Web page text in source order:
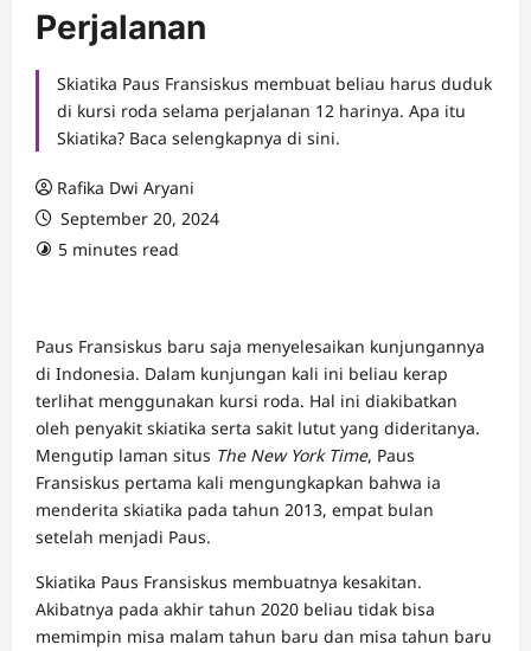
Perjalanan
Skiatika Paus Fransiskus membuat beliau harus duduk
di kursi roda selama perjalanan 12 harinya. Apa itu
Skiatika? Baca selengkapnya di sini.
Rafika Dwi Aryani
September 20, 2024
5 minutes read
Paus Fransiskus baru saja menyelesaikan kunjungannya
di Indonesia. Dalam kunjungan kali ini beliau kerap
terlihat menggunakan kursi roda. Hal ini diakibatkan
oleh penyakit skiatika serta sakit lutut yang dideritanya.
Mengutip laman situs The New York Time, Paus
Fransiskus pertama kali mengungkapkan bahwa ia
menderita skiatika pada tahun 2013, empat bulan
setelah menjadi Paus.
Skiatika Paus Fransiskus membuatnya kesakitan.
Akibatnya pada akhir tahun 2020 beliau tidak bisa
memimpin misa malam tahun baru dan misa tahun baru